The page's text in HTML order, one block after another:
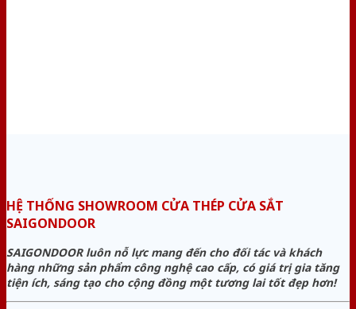
HỆ THỐNG SHOWROOM CỬA THÉP CỬA SẮT
SAIGONDOOR
SAIGONDOOR luôn nỗ lực mang đến cho đối tác và khách
hàng những sản phẩm công nghệ cao cấp, có giá trị gia tăng
tiện ích, sáng tạo cho cộng đồng một tương lai tốt đẹp hơn!